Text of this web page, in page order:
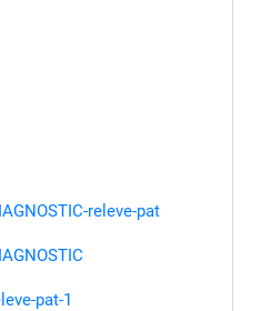
releve-pat
pat-1